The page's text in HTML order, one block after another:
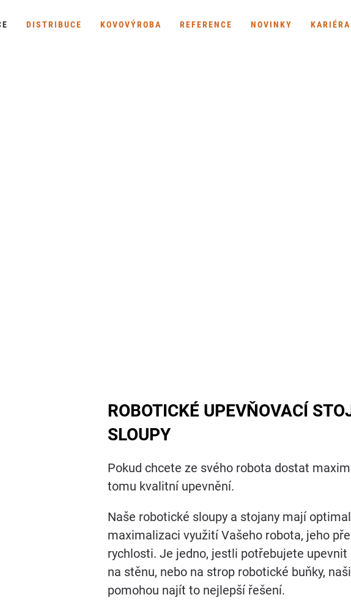
DISTRIBUCE KOVOVÝROBA REFERENCE NOVINKY KARIÉRA
ROBOTICKÉ UPEVŇOVACÍ
SLOUPY
Pokud chcete ze svého robota dostat
tomu kvalitní upevnění.
Naše robotické sloupy a stojany mají
maximalizaci využití Vašeho robota, jeho
rychlosti. Je jedno, jestli potřebujete upevnit
na stěnu, nebo na strop robotické buňky,
pomohou najít to nejlepší řešení.